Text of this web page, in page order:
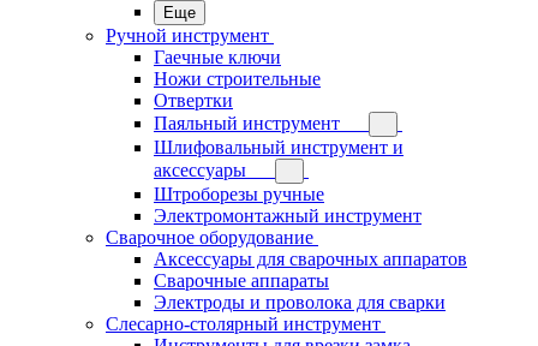
Еще
Ручной инструмент
Гаечные ключи
Ножи строительные
Отвертки
Паяльный инструмент
Шлифовальный инструмент и
аксессуары
Штроборезы ручные
Электромонтажный инструмент
Сварочное оборудование
Аксессуары для сварочных аппаратов
Сварочные аппараты
Электроды и проволока для сварки
Слесарно-столярный инструмент